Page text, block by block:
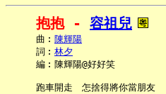
抱抱 - 容祖兒
     曲︰
陳輝陽
     詞︰
林夕
     編︰陳輝陽@好好笑
     跑車開走　怎捨得將你當朋友